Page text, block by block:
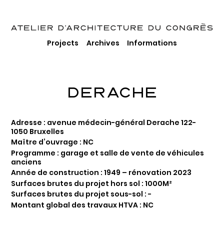
Projects Archives Informations
DERACHE
Adresse : avenue médecin-général Derache 122-
1050 Bruxelles
Maître d’ouvrage : NC
Programme : garage et salle de vente de véhicules
anciens
Année de construction : 1949 – rénovation 2023
Surfaces brutes du projet hors sol : 1000M²
Surfaces brutes du projet sous-sol : -
Montant global des travaux HTVA : NC